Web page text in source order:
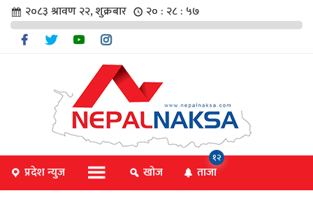
२०८३ श्रावण २२, शुक्रबार २० : २८ : ५८
प्रदेश न्युज खोज ताजा
१२